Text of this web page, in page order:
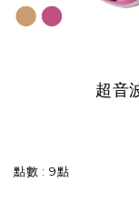
超音
點數 : 9點